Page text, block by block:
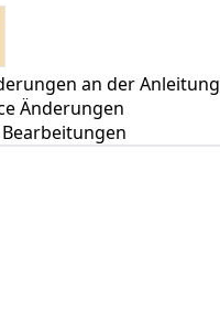
an der Anleitung
Änderungen